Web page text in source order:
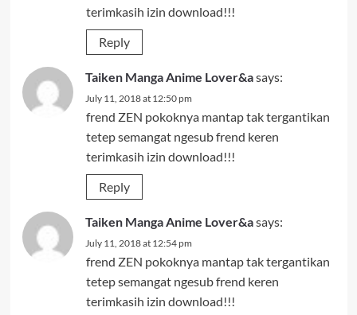
terimkasih izin download!!!
Reply
Taiken Manga Anime Lover&asays:
July 11, 2018 at 12:50 pm
frend ZEN pokoknya mantap tak tergantikan
tetep semangat ngesub frend keren
terimkasih izin download!!!
Reply
Taiken Manga Anime Lover&asays:
July 11, 2018 at 12:54 pm
frend ZEN pokoknya mantap tak tergantikan
tetep semangat ngesub frend keren
terimkasih izin download!!!